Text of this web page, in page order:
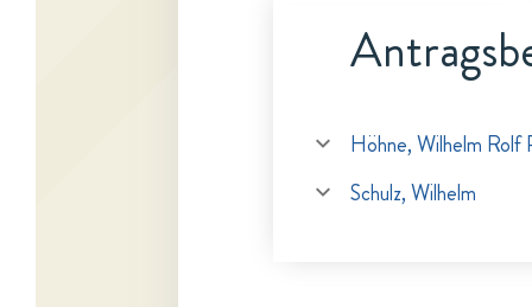
Höhne, Wilhelm Rolf
Schulz, Wilhelm